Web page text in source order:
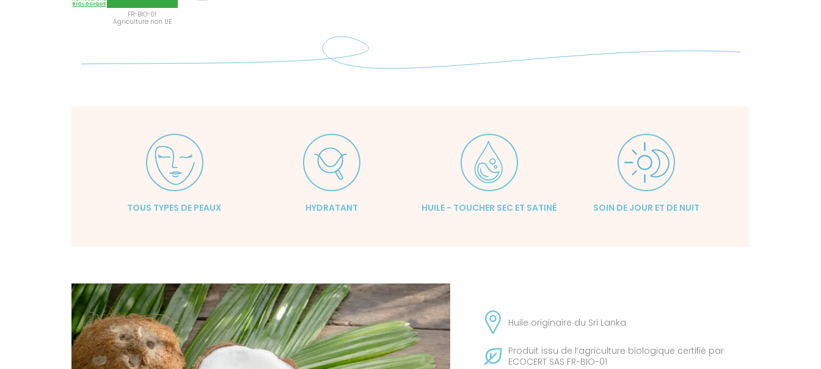
FR-BIO-01
Agriculture non UE
TOUS TYPES DE PEAUX HYDRATANT HUILE - TOUCHER SEC ET SATINÉ SOIN DE JOUR ET DE NUIT
Huile originaire du Sri Lanka
Produit issu de l’agriculture biologique certifié par
ECOCERT SAS FR-BIO-01